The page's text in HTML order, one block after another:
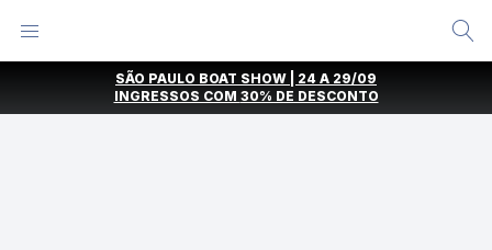
SÃO PAULO BOAT SHOW | 24 A 29/09
INGRESSOS COM 30% DE DESCONTO